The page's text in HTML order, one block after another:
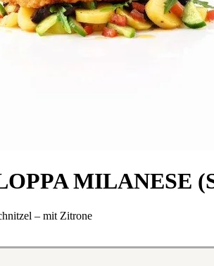
MILANESE
– mit Zitrone